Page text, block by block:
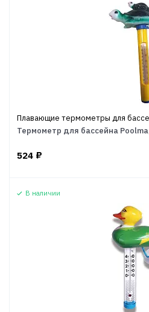
Плавающие термометры для
Термометр для бассейна
524 ₽
В наличии